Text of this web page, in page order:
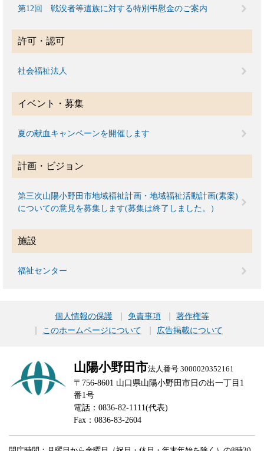
第12回 戦没者等遺族に対する特別弔慰金のご案内
許可・認可
社会福祉法人
イベント・募集
夏の献血キャンペーンを開催します
計画・ビジョン
第三次山陽小野田市地域福祉計画・地域福祉活動計画(素案)
についての意見を募集します(募集は終了しました。）
施設
福祉センター
個人情報の保護 免責事項
著作権等
このホームページについて
広告掲載について
山陽小野田市法人番号 3000020352161
〒756-8601 山口県山陽小野田市日の出一丁目1
番1号
電話：0836-82-1111(代表)
Fax：0836-83-2604